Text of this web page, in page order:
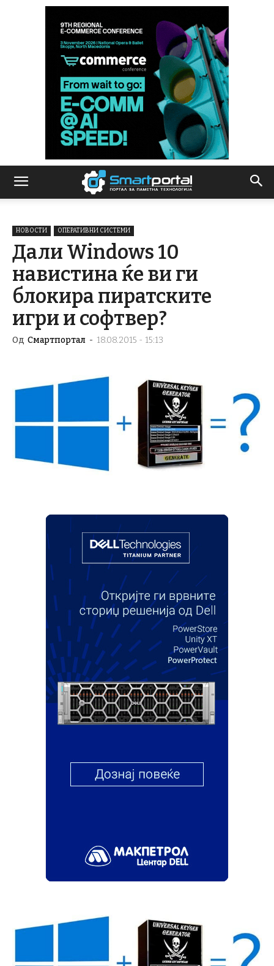
НОВОСТИ ОПЕРАТИВНИ СИСТЕМИ
Дали Windows 10
навистина ќе ви ги
блокира пиратските
игри и софтвер?
Од Смартпортал - 18.08.2015 - 15:13